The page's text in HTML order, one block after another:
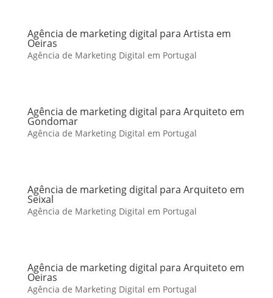
Agência de marketing digital para Artista em
Oeiras
Agência de Marketing Digital em Portugal
Agência de marketing digital para Arquiteto em
Gondomar
Agência de Marketing Digital em Portugal
Agência de marketing digital para Arquiteto em
Seixal
Agência de Marketing Digital em Portugal
Agência de marketing digital para Arquiteto em
Oeiras
Agência de Marketing Digital em Portugal